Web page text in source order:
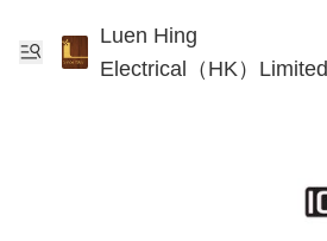
Luen Hing
Electrical（HK）Limited